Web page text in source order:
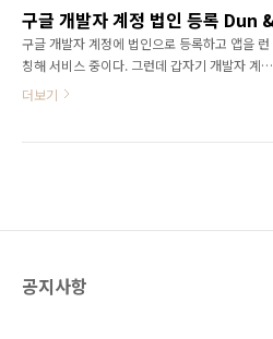
구글 개발자 계정에 법인으로 등록하고 앱을 런
칭해 서비스 중이다. 그런데 갑자기 개발자 계정
과 앱이 삭제되었다는 이메일을 받았다. Dun &
했기 때문인 것으로 파악했다. Dun &
더보기
공지사항